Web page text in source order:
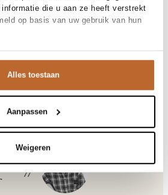
die u aan ze heeft verstrekt
op basis van uw gebruik van hun
Alles toestaan
Aanpassen
Weigeren
Viscose
30°C machine wash
Deze maat valt normaal
AuraCC Skirt LL Pant
66
Flame
00030195
Effen
Ritsluiting
Decoratieve zakken,
Steekzakken
je gratis verzending vanaf €99. Alle
met een track & trace-code,
kunt volgen. Bestel je voor 21:45
Onze klantenservice staat
the look